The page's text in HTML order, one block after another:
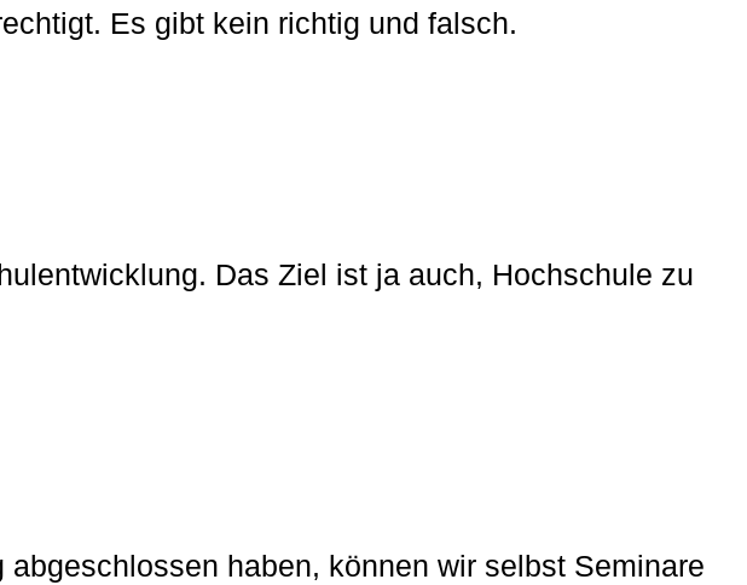
Es gibt kein richtig und falsch.
Das Ziel ist ja auch, Hochschule zu
haben, können wir selbst Seminare